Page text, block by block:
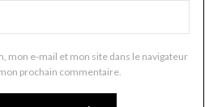
mon e-mail et mon site dans le navigateur
prochain commentaire.